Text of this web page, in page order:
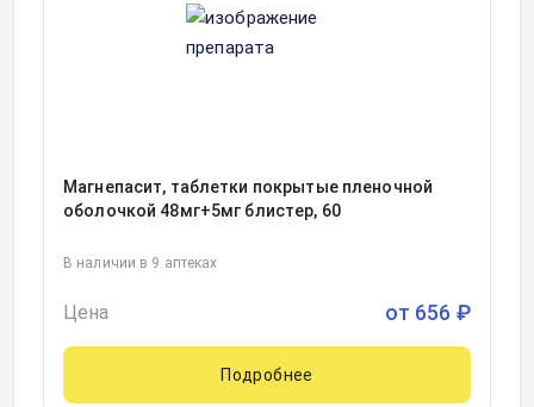
Магнепасит, таблетки покрытые пленочной
оболочкой 48мг+5мг блистер, 60
В наличии в 9 аптеках
Цена от 656 ₽
Подробнее